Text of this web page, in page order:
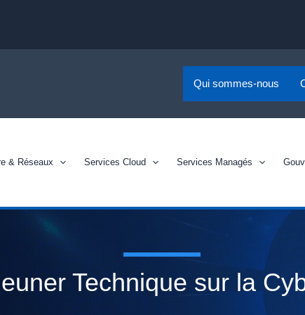
Qui sommes-nous
& Réseaux Services Cloud Services Managés
Technique sur la